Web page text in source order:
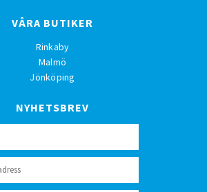
VÅRA BUTIKER
Rinkaby
Malmö
Jönköping
NYHETSBREV